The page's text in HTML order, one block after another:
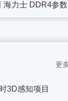
海力士 DDR4参数
更
3D感知项目